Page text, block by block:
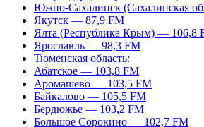
Южно-Сахалинск (Сахалинская
Якутск — 87,9 FM
Ялта (Республика Крым) — 106,8
Ярославль — 98,3 FM
Тюменская область:
Абатское — 103,8 FM
Аромашево — 103,5 FM
Байкалово — 105,5 FM
Бердюжье — 103,2 FM
Большое Сорокино — 102,7 FM